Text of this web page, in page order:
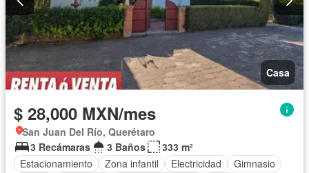
Casa
$ 28,000 MXN/mes
San Juan Del Río, Querétaro
3 Recámaras
3 Baños
333 m²
Estacionamiento
Zona infantil Electricidad
Gimnasio